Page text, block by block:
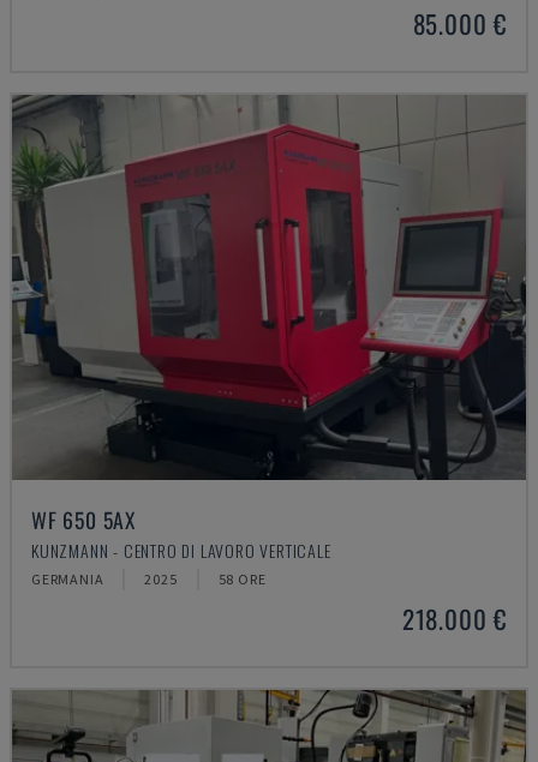
85.000 €
WF 650 5AX
KUNZMANN - CENTRO DI LAVORO VERTICALE
GERMANIA 2025 58 ORE
218.000 €